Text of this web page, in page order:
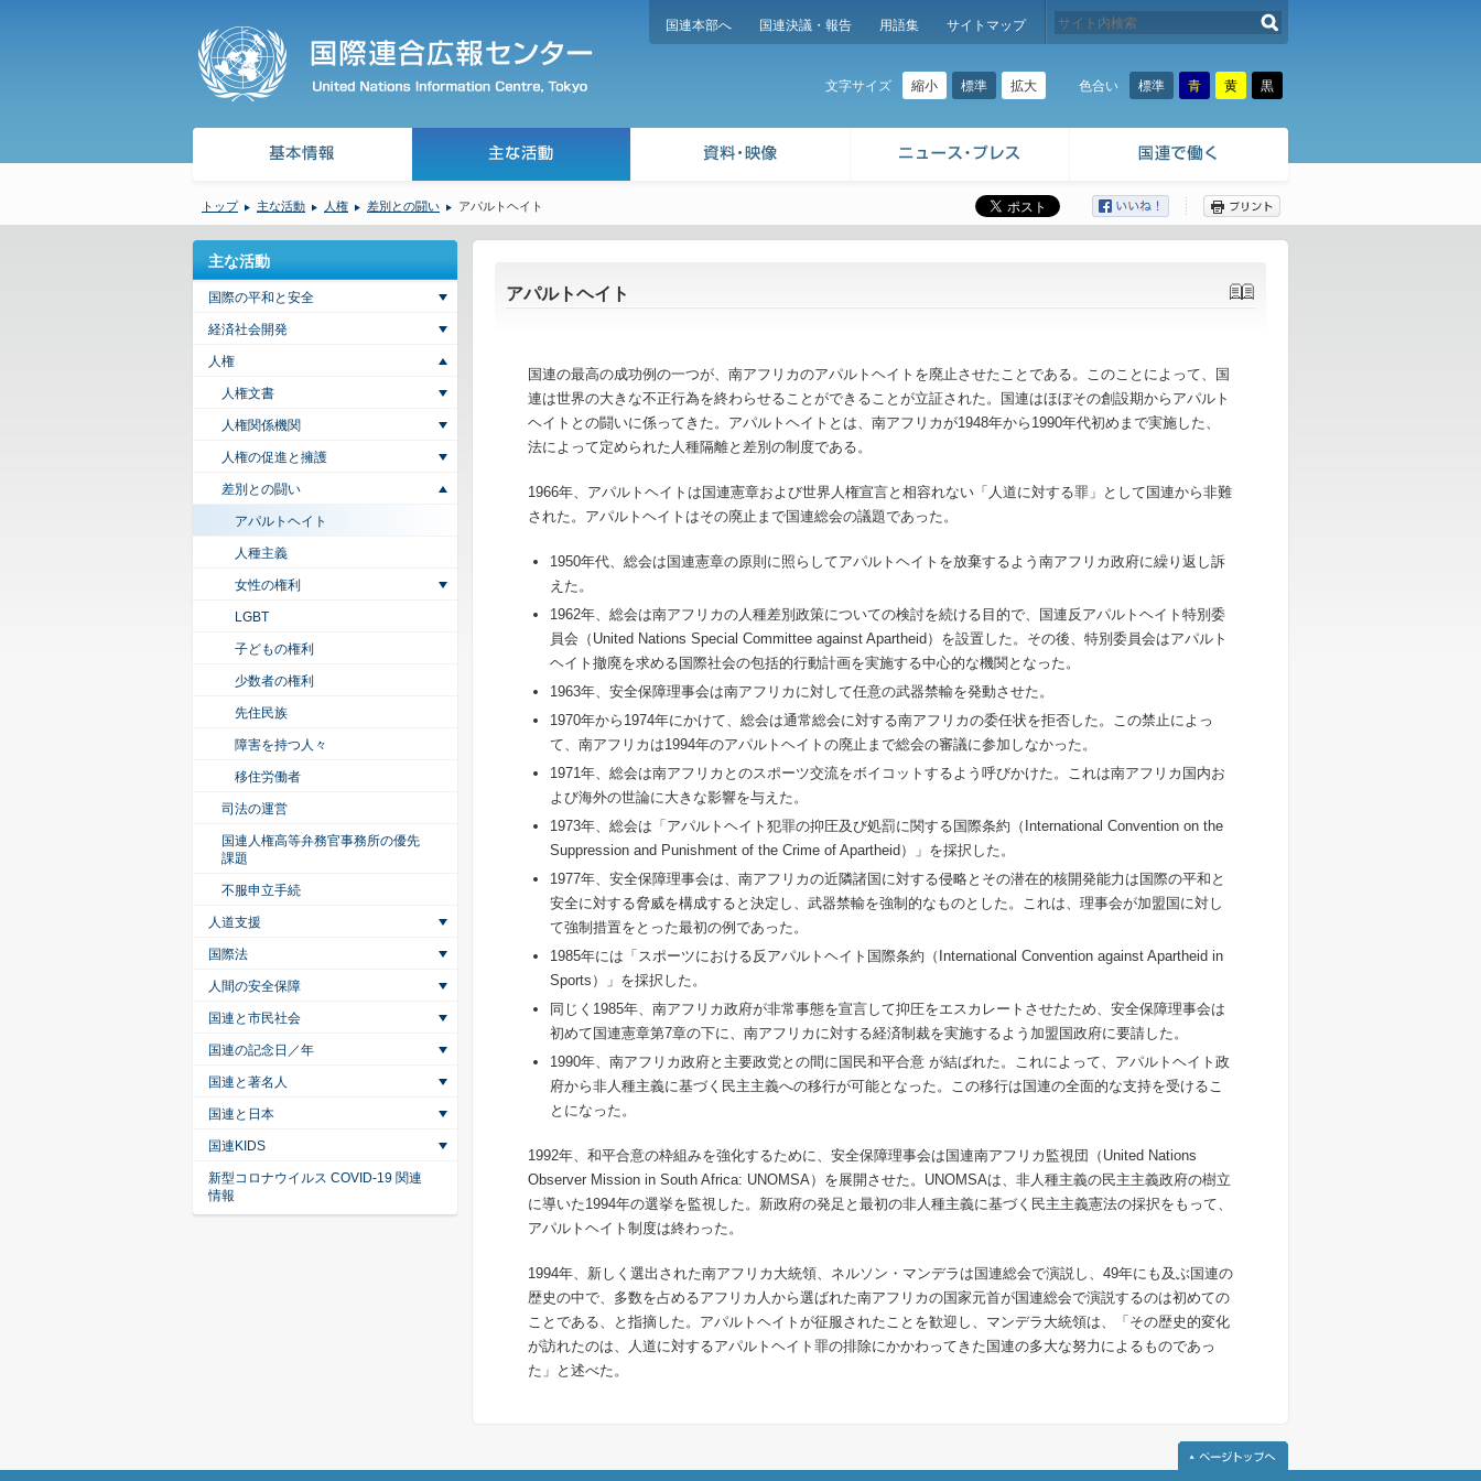
国連本部へ 国連決議・報告 用語集 サイトマップ
文字サイズ 縮小 標準 拡大 色合い 標準 青 黄 黒
トップ 主な活動 人権 差別との闘い アパルトヘイト
アパルトヘイト
国連の最高の成功例の一つが、南アフリカのアパルトヘイトを廃止させたことである。このことによって、国
連は世界の大きな不正行為を終わらせることができることが立証された。国連はほぼその創設期からアパルト
ヘイトとの闘いに係ってきた。アパルトヘイトとは、南アフリカが1948年から1990年代初めまで実施した、
法によって定められた人種隔離と差別の制度である。
1966年、アパルトヘイトは国連憲章および世界人権宣言と相容れない「人道に対する罪」として国連から非難
された。アパルトヘイトはその廃止まで国連総会の議題であった。
1950年代、総会は国連憲章の原則に照らしてアパルトヘイトを放棄するよう南アフリカ政府に繰り返し訴
えた。
1962年、総会は南アフリカの人種差別政策についての検討を続ける目的で、国連反アパルトヘイト特別委
員会（United Nations Special Committee against Apartheid）を設置した。その後、特別委員会はアパルト
ヘイト撤廃を求める国際社会の包括的行動計画を実施する中心的な機関となった。
1963年、安全保障理事会は南アフリカに対して任意の武器禁輸を発動させた。
1970年から1974年にかけて、総会は通常総会に対する南アフリカの委任状を拒否した。この禁止によっ
て、南アフリカは1994年のアパルトヘイトの廃止まで総会の審議に参加しなかった。
1971年、総会は南アフリカとのスポーツ交流をボイコットするよう呼びかけた。これは南アフリカ国内お
よび海外の世論に大きな影響を与えた。
1973年、総会は「アパルトヘイト犯罪の抑圧及び処罰に関する国際条約（International Convention on the
Suppression and Punishment of the Crime of Apartheid）」を採択した。
1977年、安全保障理事会は、南アフリカの近隣諸国に対する侵略とその潜在的核開発能力は国際の平和と
安全に対する脅威を構成すると決定し、武器禁輸を強制的なものとした。これは、理事会が加盟国に対し
て強制措置をとった最初の例であった。
1985年には「スポーツにおける反アパルトヘイト国際条約（International Convention against Apartheid in
Sports）」を採択した。
同じく1985年、南アフリカ政府が非常事態を宣言して抑圧をエスカレートさせたため、安全保障理事会は
初めて国連憲章第7章の下に、南アフリカに対する経済制裁を実施するよう加盟国政府に要請した。
1990年、南アフリカ政府と主要政党との間に国民和平合意 が結ばれた。これによって、アパルトヘイト政
府から非人種主義に基づく民主主義への移行が可能となった。この移行は国連の全面的な支持を受けるこ
とになった。
1992年、和平合意の枠組みを強化するために、安全保障理事会は国連南アフリカ監視団（United Nations
Observer Mission in South Africa: UNOMSA）を展開させた。UNOMSAは、非人種主義の民主主義政府の樹立
に導いた1994年の選挙を監視した。新政府の発足と最初の非人種主義に基づく民主主義憲法の採択をもって、
アパルトヘイト制度は終わった。
1994年、新しく選出された南アフリカ大統領、ネルソン・マンデラは国連総会で演説し、49年にも及ぶ国連の
歴史の中で、多数を占めるアフリカ人から選ばれた南アフリカの国家元首が国連総会で演説するのは初めての
ことである、と指摘した。アパルトヘイトが征服されたことを歓迎し、マンデラ大統領は、「その歴史的変化
が訪れたのは、人道に対するアパルトヘイト罪の排除にかかわってきた国連の多大な努力によるものであっ
た」と述べた。
主な活動
国際の平和と安全
経済社会開発
人権
人権文書
人権関係機関
人権の促進と擁護
差別との闘い
アパルトヘイト
人種主義
女性の権利
LGBT
子どもの権利
少数者の権利
先住民族
障害を持つ人々
移住労働者
司法の運営
国連人権高等弁務官事務所の優先
課題
不服申立手続
人道支援
国際法
人間の安全保障
国連と市民社会
国連の記念日／年
国連と著名人
国連と日本
国連KIDS
新型コロナウイルス COVID-19 関連
情報